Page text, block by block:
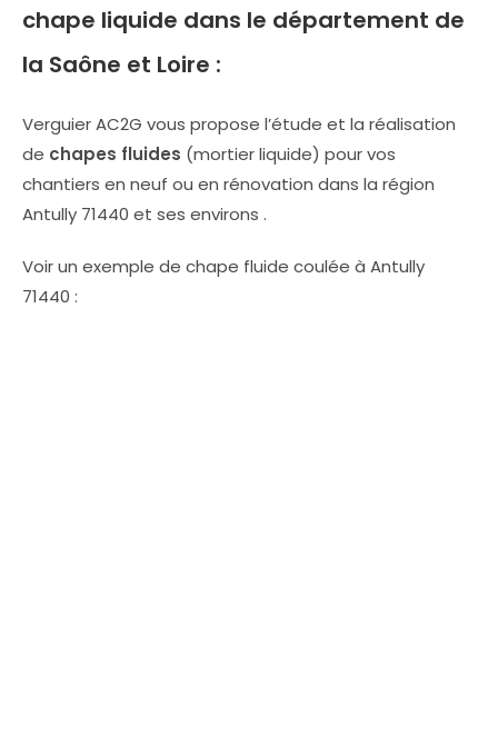
chape liquide dans le département de
la Saône et Loire :
Verguier AC2G vous propose l’étude et la réalisation
de chapes fluides (mortier liquide) pour vos
chantiers en neuf ou en rénovation dans la région
Antully 71440 et ses environs .
Voir un exemple de chape fluide coulée à Antully
71440 :